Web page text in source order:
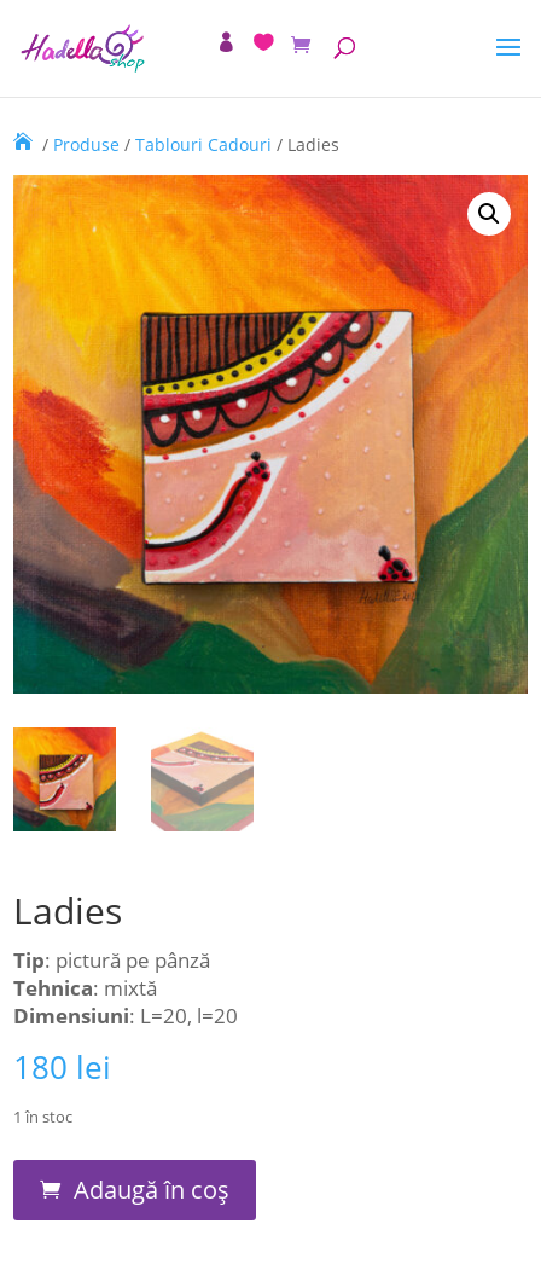
/ Produse /Tablouri Cadouri / Ladies
Ladies
Tip: pictură pe pânză
Tehnica: mixtă
Dimensiuni: L=20, l=20
180 lei
1 în stoc
Ladies
Adaugă în coș